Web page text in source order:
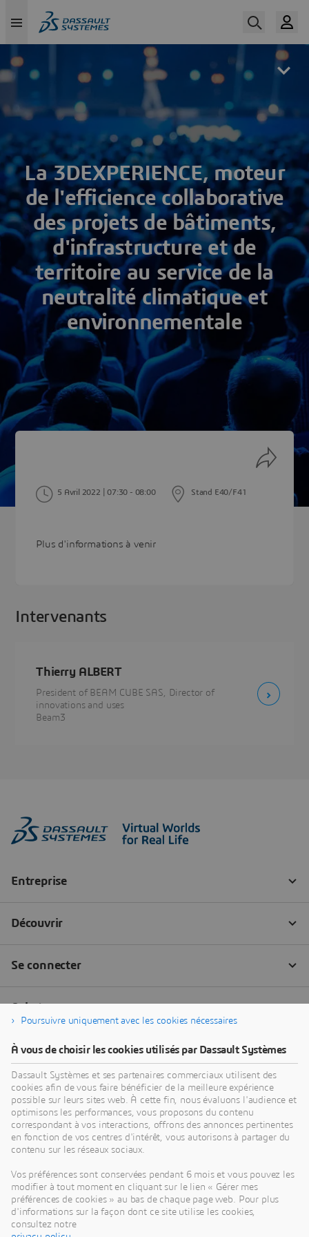
La 3DEXPERIENCE, moteur
de l'efficience collaborative
des projets de bâtiments,
d'infrastructure et de
territoire au service de la
neutralité climatique et
environnementale
5 Avril 2022 | 07:30 - 08:00 Stand E40/F41
Plus d'informations à venir
Intervenants
Thierry ALBERT
President of BEAM CUBE SAS, Director of
innovations and uses
Beam3
Poursuivre uniquement avec les cookies nécessaires
À vous de choisir les cookies utilisés par Dassault Systèmes
Dassault Systèmes et ses partenaires commerciaux utilisent des
cookies afin de vous faire bénéficier de la meilleure expérience
possible sur leurs sites web. À cette fin, nous évaluons l'audience et
optimisons les performances, vous proposons du contenu
correspondant à vos interactions, offrons des annonces pertinentes
en fonction de vos centres d'intérêt, vous autorisons à partager du
contenu sur les réseaux sociaux.
Vos préférences sont conservées pendant 6 mois et vous pouvez les
modifier à tout moment en cliquant sur le lien « Gérer mes
préférences de cookies » au bas de chaque page web. Pour plus
d'informations sur la façon dont ce site utilise les cookies,
consultez notre